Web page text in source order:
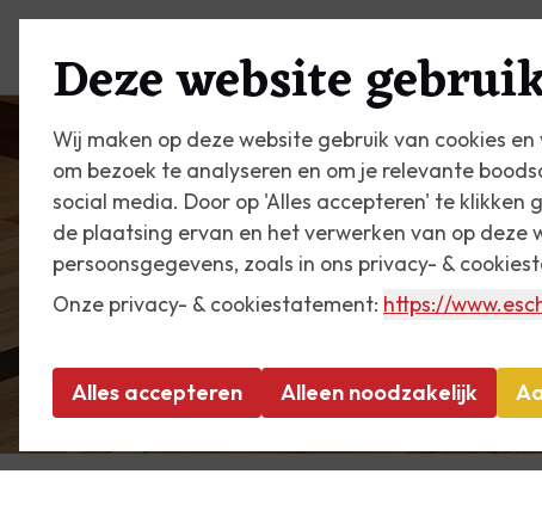
Deze website
Wij maken op deze website gebruik van cookies
om bezoek te analyseren en om je relevante
social media. Door op 'Alles accepteren' te klikken
de plaatsing ervan en het verwerken van op deze
persoonsgegevens, zoals in ons privacy- &
Onze privacy- & cookiestatement: https://
Alles accepteren Alleen noodzakelijk
Plan je bezoek Zien & doen